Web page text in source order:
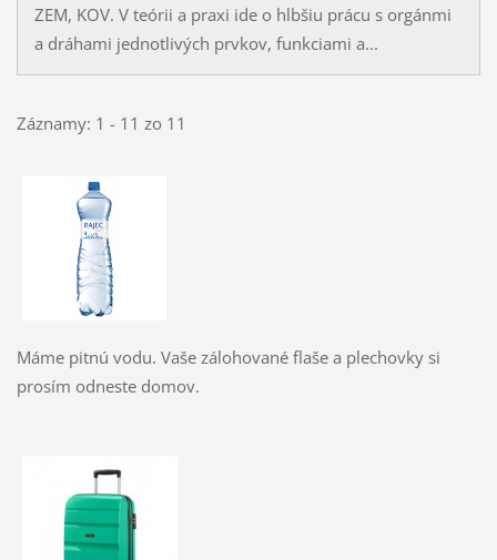
ZEM, KOV. V teórii a praxi ide o hlbšiu prácu s orgánmi
a dráhami jednotlivých prvkov, funkciami a...
Záznamy: 1 - 11 zo 11
Máme pitnú vodu. Vaše zálohované flaše a plechovky si
prosím odneste domov.